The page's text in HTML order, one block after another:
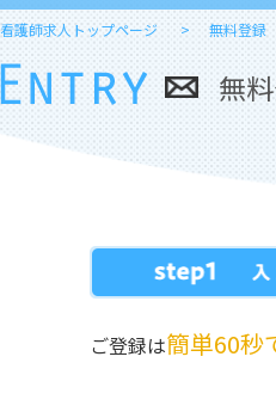
看護師求人トップページ 無料登録
無
ご登録は簡単60秒